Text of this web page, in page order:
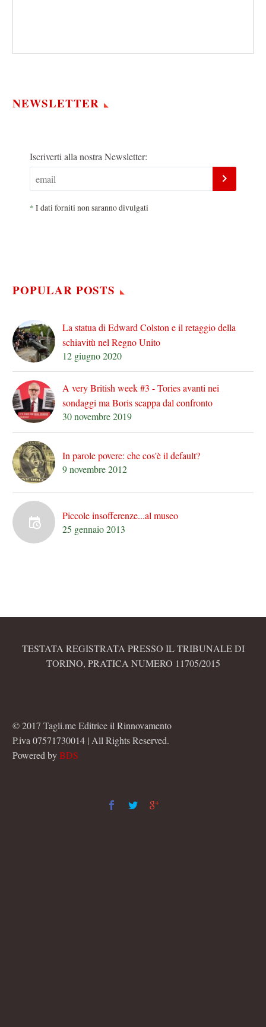
NEWSLETTER
Iscriverti alla nostra Newsletter:
* I dati forniti non saranno divulgati
POPULAR POSTS
La statua di Edward Colston e il retaggio della
schiavitù nel Regno Unito
12 giugno 2020
A very British week #3 - Tories avanti nei
sondaggi ma Boris scappa dal confronto
30 novembre 2019
In parole povere: che cos'è il default?
9 novembre 2012
Piccole insofferenze...al museo
25 gennaio 2013
TESTATA REGISTRATA PRESSO IL TRIBUNALE DI
TORINO, PRATICA NUMERO 11705/2015
© 2017 Tagli.me Editrice il Rinnovamento
P.iva 07571730014 | All Rights Reserved.
Powered byBDS